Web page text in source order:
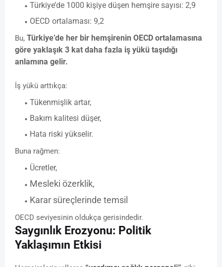
Türkiye’de 1000 kişiye düşen hemşire sayısı: 2,9
OECD ortalaması: 9,2
Bu, Türkiye’de her bir hemşirenin OECD ortalamasına
göre yaklaşık 3 kat daha fazla iş yükü taşıdığı
anlamına gelir.
İş yükü arttıkça:
Tükenmişlik artar,
Bakım kalitesi düşer,
Hata riski yükselir.
Buna rağmen:
Ücretler,
Mesleki özerklik,
Karar süreçlerinde temsil
OECD seviyesinin oldukça gerisindedir.
Saygınlık Erozyonu: Politik
Yaklaşımın Etkisi